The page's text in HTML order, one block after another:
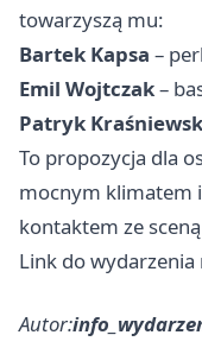
towarzyszą mu:
Bartek Kapsa –
Emil Wojtczak–
Patryk
To propozycja dla
mocnym klimatem
kontaktem ze sceną
Link do wydarzenia
Autor: